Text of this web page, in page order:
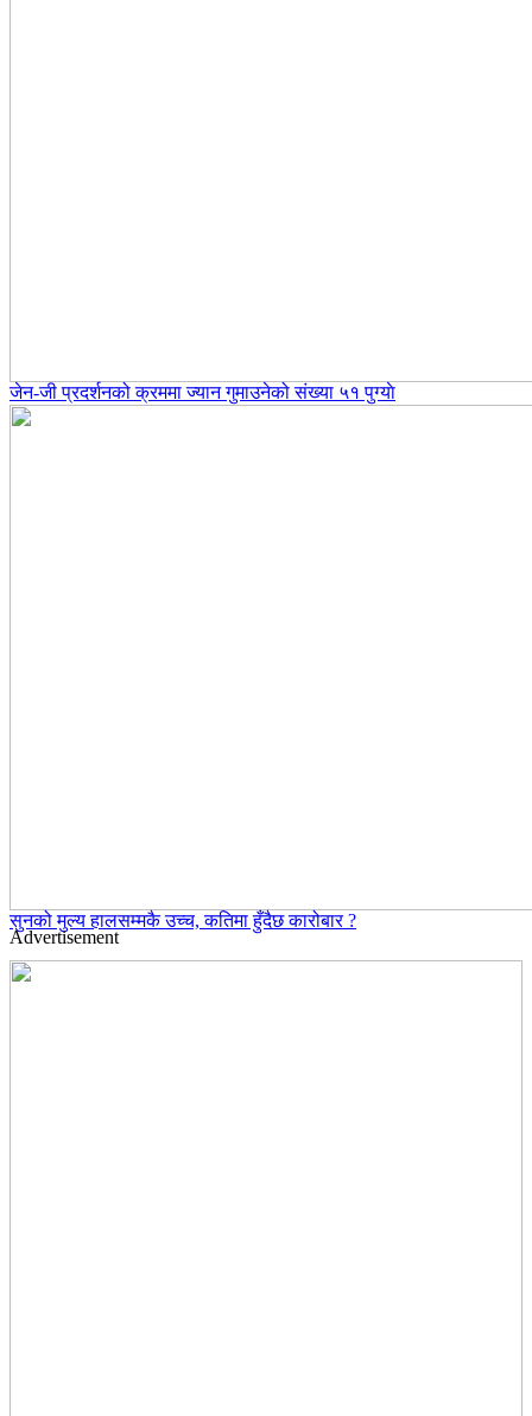
जेन-जी प्रदर्शनको क्रममा ज्यान गुमाउनेको संख्या ५१ पुग्याे
सुनको मुल्य हालसम्मकै उच्च, कतिमा हुँदैछ कारोबार ?
Advertisement